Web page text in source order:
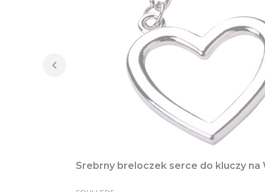
Srebrny breloczek serce do kluczy
PRODUCENT